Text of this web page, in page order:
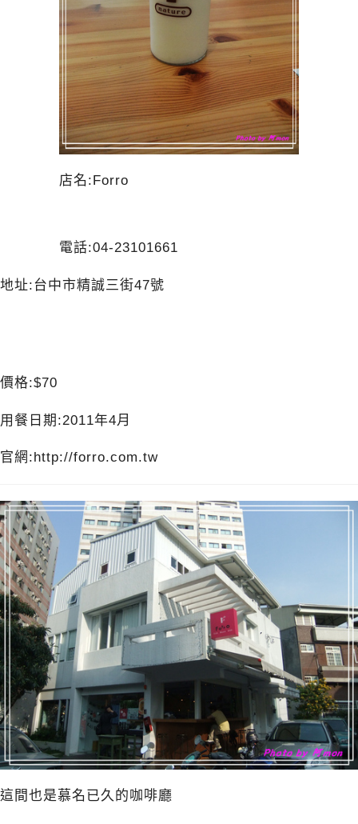
店名:Forro
電話:04-23101661
地址:台中市精誠三街47號
價格:$70
用餐日期:2011年4月
官網:http://forro.com.tw
這間也是慕名已久的咖啡廳